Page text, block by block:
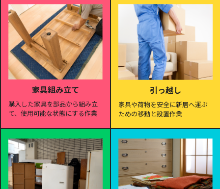
家具組み立て
購入した家具を部品から組み立
て、使用可能な状態にする作業
引っ越し
家具や荷物を安全に新居へ運ぶ
ための移動と設置作業